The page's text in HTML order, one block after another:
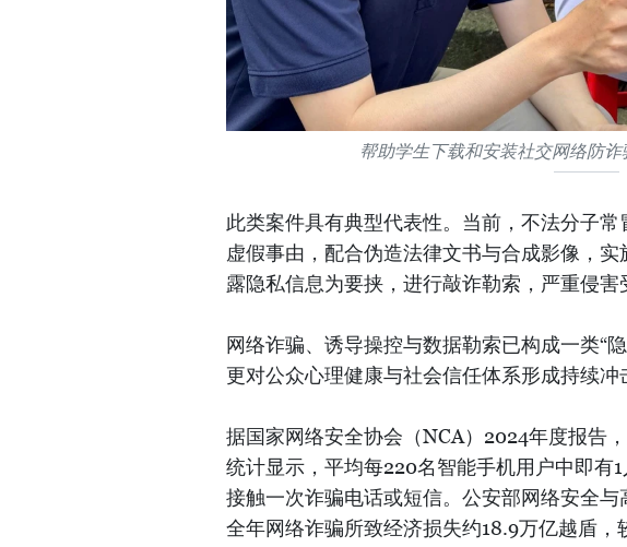
帮助学生下载和安装社交网络防
此类案件具有典型代表性。当前，不法分子
虚假事由，配合伪造法律文书与合成影像，
露隐私信息为要挟，进行敲诈勒索，严重侵害
网络诈骗、诱导操控与数据勒索已构成一类“
更对公众心理健康与社会信任体系形成持续冲
据国家网络安全协会（NCA）2024年度报告
统计显示，平均每220名智能手机用户中即有
接触一次诈骗电话或短信。公安部网络安全
全年网络诈骗所致经济损失约18.9万亿越盾，